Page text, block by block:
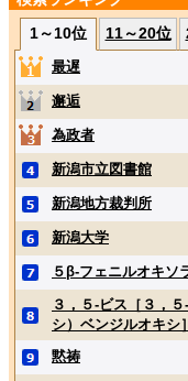
1～10位
11～20位
最遅
邂逅
為政者
新潟市立図書館
新潟地方裁判所
新潟大学
５β‐フェニルオキソ
３，５‐ビス［３，
シ）ベンジルオキシ
黙祷